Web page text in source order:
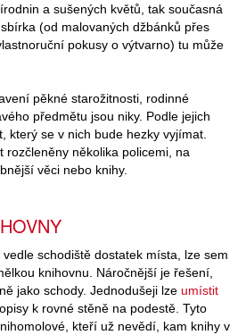
a sušených květů, tak současná
(od malovaných džbánků přes
pokusy o výtvarno) tu může
pěkné starožitnosti, rodinné
předmětu jsou niky. Podle jejich
který se v nich bude hezky vyjímat.
rozčleněny několika policemi, na
věci nebo knihy.
schodiště dostatek místa, lze sem
knihovnu. Náročnější je řešení,
jako schody. Jednodušeji lze umístit
k rovné stěně na podestě. Tyto
kteří už nevědí, kam knihy v